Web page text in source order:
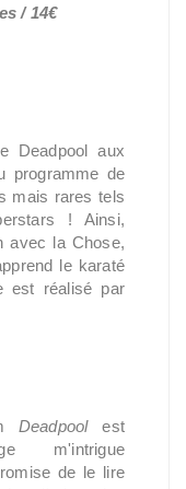
/ 14€
Deadpool aux
programme de
mais rares tels
! Ainsi,
avec la Chose,
le karaté
est réalisé par
Deadpoolest
m'intrigue
de le lire